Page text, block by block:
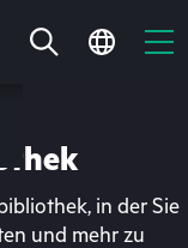
in der Sie
und mehr zu